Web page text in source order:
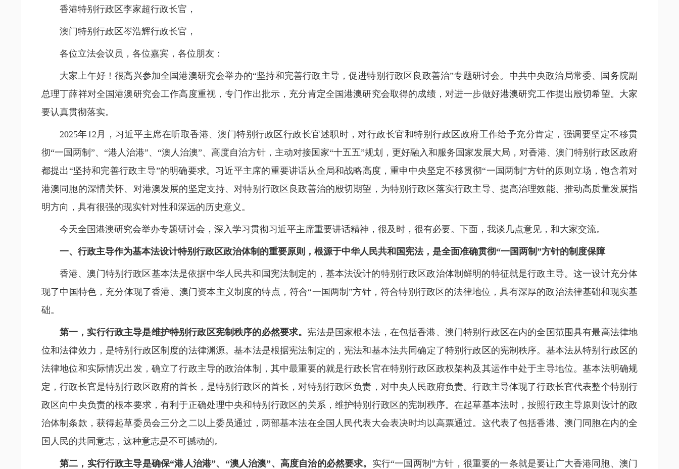
香港特别行政区李家超行政长官，
澳门特别行政区岑浩辉行政长官，
各位立法会议员，各位嘉宾，各位朋友：
大家上午好！很高兴参加全国港澳研究会举办的“坚持和完善行政主导，促进特别行政区良政善治”专题研讨会。中共中央政治局常委、国务院副
总理丁薛祥对全国港澳研究会工作高度重视，专门作出批示，充分肯定全国港澳研究会取得的成绩，对进一步做好港澳研究工作提出殷切希望。大家
要认真贯彻落实。
2025年12月，习近平主席在听取香港、澳门特别行政区行政长官述职时，对行政长官和特别行政区政府工作给予充分肯定，强调要坚定不移贯
彻“一国两制”、“港人治港”、“澳人治澳”、高度自治方针，主动对接国家“十五五”规划，更好融入和服务国家发展大局，对香港、澳门特别行政区政府
都提出“坚持和完善行政主导”的明确要求。习近平主席的重要讲话从全局和战略高度，重申中央坚定不移贯彻“一国两制”方针的原则立场，饱含着对
港澳同胞的深情关怀、对港澳发展的坚定支持、对特别行政区良政善治的殷切期望，为特别行政区落实行政主导、提高治理效能、推动高质量发展指
明方向，具有很强的现实针对性和深远的历史意义。
今天全国港澳研究会举办专题研讨会，深入学习贯彻习近平主席重要讲话精神，很及时，很有必要。下面，我谈几点意见，和大家交流。
一、行政主导作为基本法设计特别行政区政治体制的重要原则，根源于中华人民共和国宪法，是全面准确贯彻“一国两制”方针的制度保障
香港、澳门特别行政区基本法是依据中华人民共和国宪法制定的，基本法设计的特别行政区政治体制鲜明的特征就是行政主导。这一设计充分体
现了中国特色，充分体现了香港、澳门资本主义制度的特点，符合“一国两制”方针，符合特别行政区的法律地位，具有深厚的政治法律基础和现实基
础。
第一，实行行政主导是维护特别行政区宪制秩序的必然要求。 宪法是国家根本法，在包括香港、澳门特别行政区在内的全国范围具有最高法律地
位和法律效力，是特别行政区制度的法律渊源。基本法是根据宪法制定的，宪法和基本法共同确定了特别行政区的宪制秩序。基本法从特别行政区的
法律地位和实际情况出发，确立了行政主导的政治体制，其中最重要的就是行政长官在特别行政区政权架构及其运作中处于主导地位。基本法明确规
定，行政长官是特别行政区政府的首长，是特别行政区的首长，对特别行政区负责，对中央人民政府负责。行政主导体现了行政长官代表整个特别行
政区向中央负责的根本要求，有利于正确处理中央和特别行政区的关系，维护特别行政区的宪制秩序。在起草基本法时，按照行政主导原则设计的政
治体制条款，获得起草委员会三分之二以上委员通过，两部基本法在全国人民代表大会表决时均以高票通过。这代表了包括香港、澳门同胞在内的全
国人民的共同意志，这种意志是不可撼动的。
第二，实行行政主导是确保“港人治港”、“澳人治澳”、高度自治的必然要求。 实行“一国两制”方针，很重要的一条就是要让广大香港同胞、澳门